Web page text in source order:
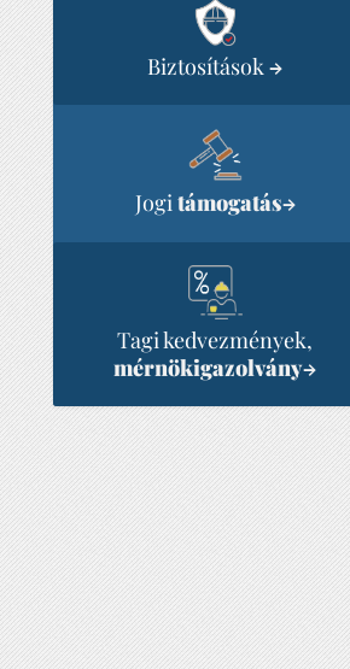
Biztosítások→
Jogitámogatás→
Tagi kedvezmények,
mérnökigazolvány→